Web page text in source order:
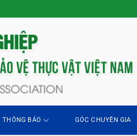
THÔNG BÁO GÓC CHUYÊN GIA